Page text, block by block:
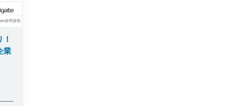
業